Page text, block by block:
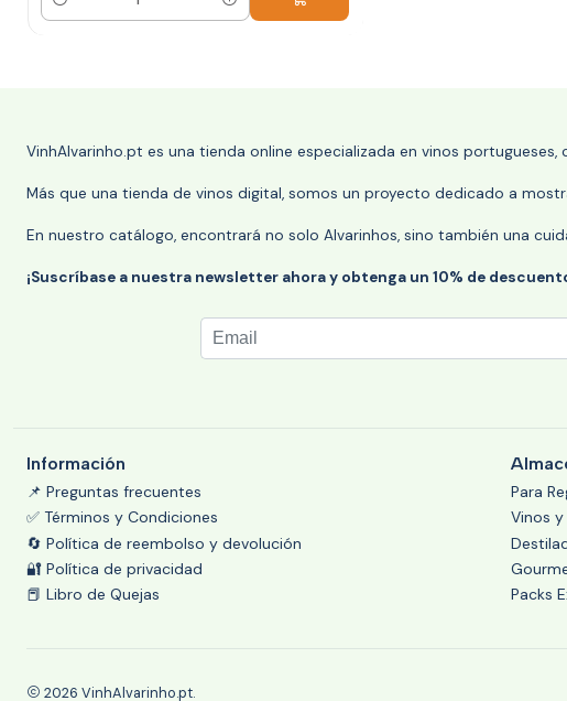
Cantidad
VinhAlvarinho.pt es una tienda online especializada en vinos
Más que una tienda de vinos digital, somos un proyecto dedicado a
En nuestro catálogo, encontrará no solo Alvarinhos, sino también una
¡Suscríbase a nuestra newsletter ahora y obtenga un 10% de
Información
📌 Preguntas frecuentes
✅ Términos y Condiciones
🔄 Política de reembolso y devolución
🔐 Política de privacidad
📕 Libro de Quejas
Para
Vinos
Packs
2026 VinhAlvarinho.pt.